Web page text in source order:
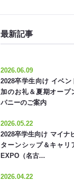
最新記事
2026.06.09
2028卒学生向け イベン
加のお礼＆夏期オープ
パニーのご案内
2026.05.22
2028卒学生向け マイナ
ターンシップ＆キャリ
EXPO（名古...
2026.04.22